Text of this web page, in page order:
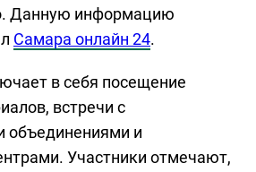
Данную информацию
Самара онлайн 24.
в себя посещение
встречи с
объединениями и
Участники отмечают,